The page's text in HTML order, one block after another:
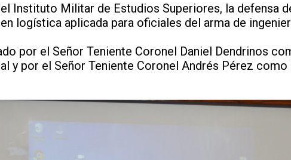
Instituto Militar de Estudios Superiores, la defensa
logística aplicada para oficiales del arma de
por el Señor Teniente Coronel Daniel Dendrinos
y por el Señor Teniente Coronel Andrés Pérez como